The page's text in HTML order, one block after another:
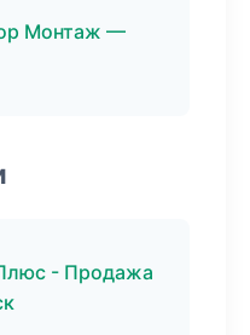
Монтаж —
- Продажа